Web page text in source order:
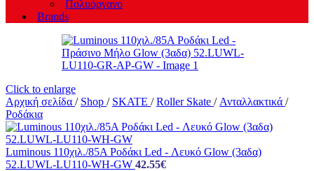
Πολυόργανο
Brands
Click to enlarge
Αρχική σελίδα / Shop / SKATE / Roller Skate / Ανταλλακτικά /
Ροδάκια
Luminous 110χιλ./85A Ροδάκι Led - Λευκό Glow (3αδα)
52.LUWL-LU110-WH-GW 42.55€